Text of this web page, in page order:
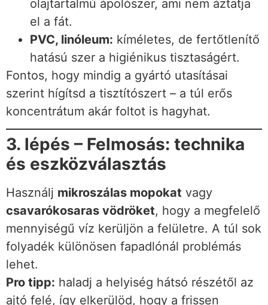
olajtartalmú ápolószer, ami nem áztatja
el a fát.
PVC, linóleum: kíméletes, de fertőtlenítő
hatású szer a higiénikus tisztaságért.
Fontos, hogy mindig a gyártó utasításai
szerint hígítsd a tisztítószert – a túl erős
koncentrátum akár foltot is hagyhat.
3. lépés – Felmosás: technika
és eszközválasztás
Használj mikroszálas mopokat vagy
csavarókosaras vödröket, hogy a megfelelő
mennyiségű víz kerüljön a felületre. A túl sok
folyadék különösen fapadlónál problémás
lehet.
Pro tipp: haladj a helyiség hátsó részétől az
ajtó felé, így elkerülöd, hogy a frissen